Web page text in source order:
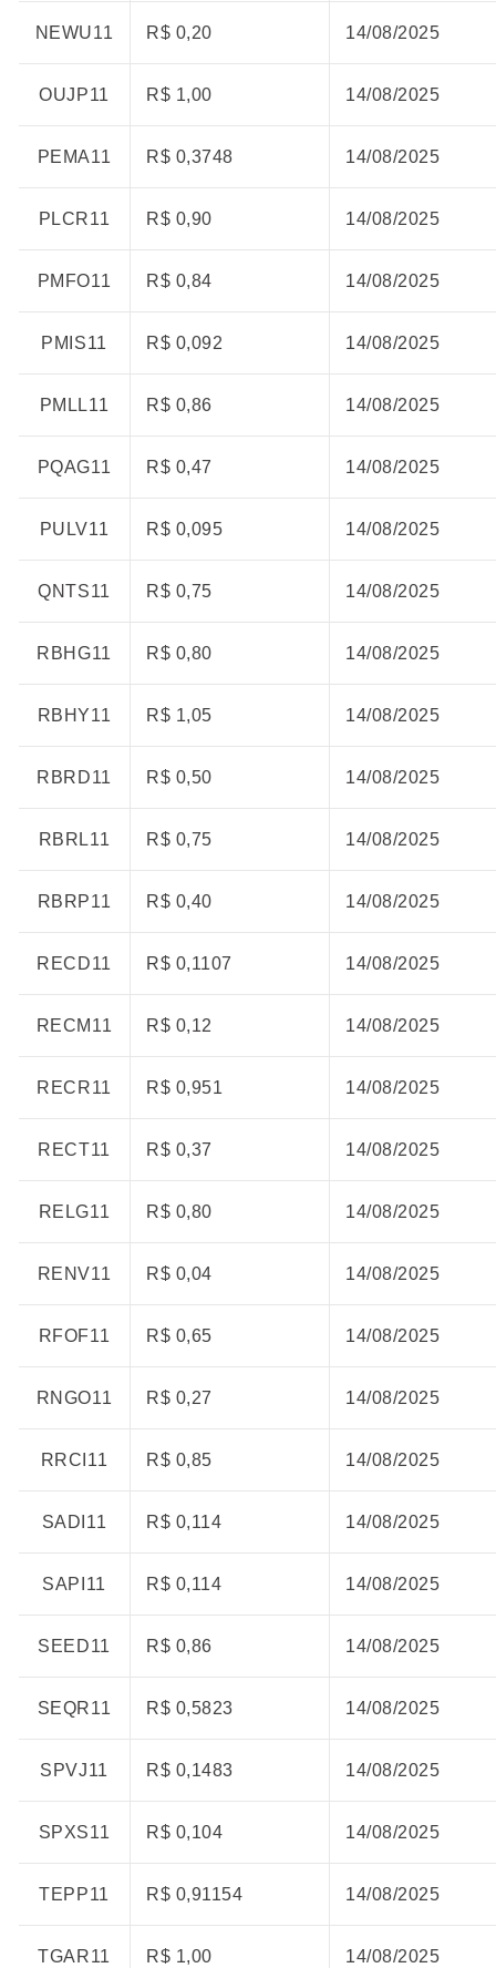
NEWU11 R$ 0,20 14/08/2025
OUJP11 R$ 1,00 14/08/2025
PEMA11 R$ 0,3748 14/08/2025
PLCR11 R$ 0,90 14/08/2025
PMFO11 R$ 0,84 14/08/2025
PMIS11 R$ 0,092 14/08/2025
PMLL11 R$ 0,86 14/08/2025
PQAG11 R$ 0,47 14/08/2025
PULV11 R$ 0,095 14/08/2025
QNTS11 R$ 0,75 14/08/2025
RBHG11 R$ 0,80 14/08/2025
RBHY11 R$ 1,05 14/08/2025
RBRD11 R$ 0,50 14/08/2025
RBRL11 R$ 0,75 14/08/2025
RBRP11 R$ 0,40 14/08/2025
RECD11 R$ 0,1107 14/08/2025
RECM11 R$ 0,12 14/08/2025
RECR11 R$ 0,951 14/08/2025
RECT11 R$ 0,37 14/08/2025
RELG11 R$ 0,80 14/08/2025
RENV11 R$ 0,04 14/08/2025
RFOF11 R$ 0,65 14/08/2025
RNGO11 R$ 0,27 14/08/2025
RRCI11 R$ 0,85 14/08/2025
SADI11 R$ 0,114 14/08/2025
SAPI11 R$ 0,114 14/08/2025
SEED11 R$ 0,86 14/08/2025
SEQR11 R$ 0,5823 14/08/2025
SPVJ11 R$ 0,1483 14/08/2025
SPXS11 R$ 0,104 14/08/2025
TEPP11 R$ 0,91154 14/08/2025
TGAR11 R$ 1,00 14/08/2025